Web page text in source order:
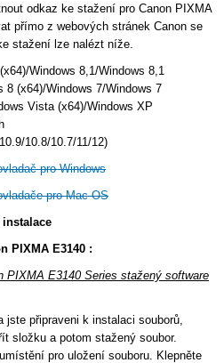
odkaz ke stažení pro Canon PIXMA
přímo z webových stránek Canon se
stažení lze nalézt níže.
Windows 8,1/Windows 8,1
8 (x64)/Windows 7/Windows 7
Vista (x64)/Windows XP
10.8/10.7/11/12)
pro Windows
pro Mac OS
instalace
PIXMA E3140 :
PIXMA E3140 Series stažený software
jste připraveni k instalaci souborů,
složku a potom stažený soubor.
pro uložení souboru. Klepněte